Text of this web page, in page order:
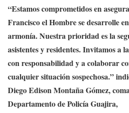
“Estamos comprometidos en
Francisco el Hombre se desarrolle
armonía. Nuestra prioridad es la
asistentes y residentes. Invitamos a
con responsabilidad y a colaborar
cualquier situación sospechosa.”
Diego Edison Montaña Gómez,
Departamento de Policía Guajira,